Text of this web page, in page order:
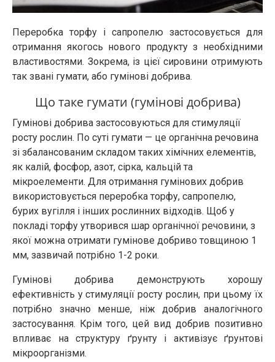
Переробка торфу і сапропелю застосовується для
отримання якогось нового продукту з необхідними
властивостями. Зокрема, із цієї сировини отримують
так звані гумати, або гумінові добрива.
Що таке гумати (гумінові добрива)
Гумінові добрива застосовуються для стимуляції
росту рослин. По суті гумати — це органічна речовина
зі збалансованим складом таких хімічних елементів,
як калій, фосфор, азот, сірка, кальцій та
мікроелементи. Для отримання гумінових добрив
використовується переробка торфу, сапропелю,
бурих вугілля і інших рослинних відходів. Щоб у
покладі торфу утворився шар органічної речовини, з
якої можна отримати гумінове добриво товщиною 1
мм, зазвичай потрібно 1-2 роки.
Гумінові добрива демонструють хорошу
ефективність у стимуляції росту рослин, при цьому їх
потрібно значно менше, ніж добрив аналогічного
застосування. Крім того, цей вид добрив позитивно
впливає на структуру ґрунту і активізує ґрунтові
мікроорганізми.